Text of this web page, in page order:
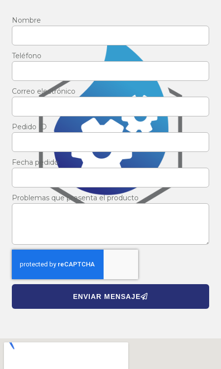
Nombre
Teléfono
Correo electrónico
Pedido ID
Fecha pedido
Problemas que presenta el producto
ENVIAR MENSAJE